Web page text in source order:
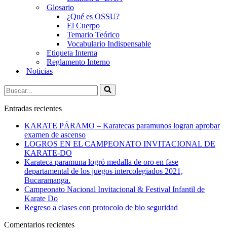
Glosario
¿Qué es OSSU?
El Cuerpo
Temario Teórico
Vocabulario Indispensable
Etiqueta Interna
Reglamento Interno
Noticias
Buscar...
Entradas recientes
KARATE PÁRAMO – Karatecas paramunos logran aprobar
examen de ascenso
LOGROS EN EL CAMPEONATO INVITACIONAL DE
KARATE-DO
Karateca paramuna logró medalla de oro en fase
departamental de los juegos intercolegiados 2021,
Bucaramanga.
Campeonato Nacional Invitacional & Festival Infantil de
Karate Do
Regreso a clases con protocolo de bio seguridad
Comentarios recientes